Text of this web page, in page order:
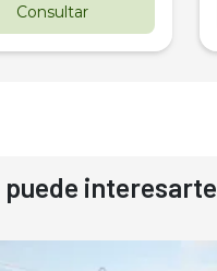
Consultar
puede interesarte